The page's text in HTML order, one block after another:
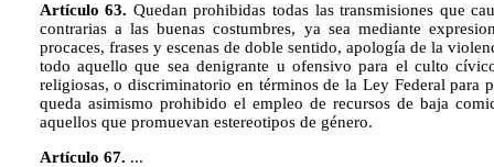
Artículo 63. Quedan prohibidas todas las transmisiones que
contrarias a las buenas costumbres, ya sea mediante
procaces, frases y escenas de doble sentido, apología de la
todo aquello que sea denigrante u ofensivo para el culto
religiosas, o discriminatorio en términos de la Ley Federal
queda asimismo prohibido el empleo de recursos de baja
aquellos que promuevan estereotipos de género.
Artículo 67. ...